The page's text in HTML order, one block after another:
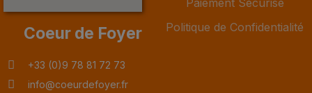
Coeur de Foyer
+33 (0)9 78 81 72 73
info@coeurdefoyer.fr
Politique de Confidentialité